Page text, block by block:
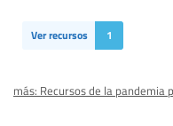
Ver recursos 1
más: Recursos de la pandemia